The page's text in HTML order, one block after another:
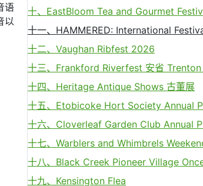
十、EastBloom Tea and Gourmet
十一、HAMMERED: International
十二、Vaughan Ribfest 2026
十三、Frankford Riverfest 安省 Trenton
十四、Heritage Antique Shows 古董展
十五、Etobicoke Hort Society Annual
十六、Cloverleaf Garden Club Annual
十七、Warblers and Whimbrels
十八、Black Creek Pioneer Village
十九、Kensington Flea
语
以